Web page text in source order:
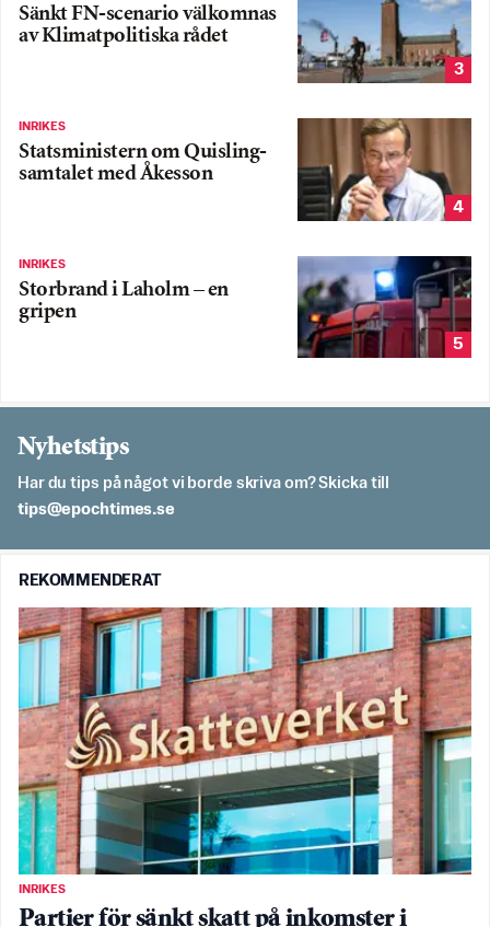
Sänkt FN-scenario välkomnas
av Klimatpolitiska rådet
3
INRIKES
Statsministern om Quisling-
samtalet med Åkesson
4
INRIKES
Storbrand i Laholm – en
gripen
5
Nyhetstips
Har du tips på något vi borde skriva om? Skicka till
es.semithcope@spit
REKOMMENDERAT
INRIKES
Partier för sänkt skatt på inkomster i